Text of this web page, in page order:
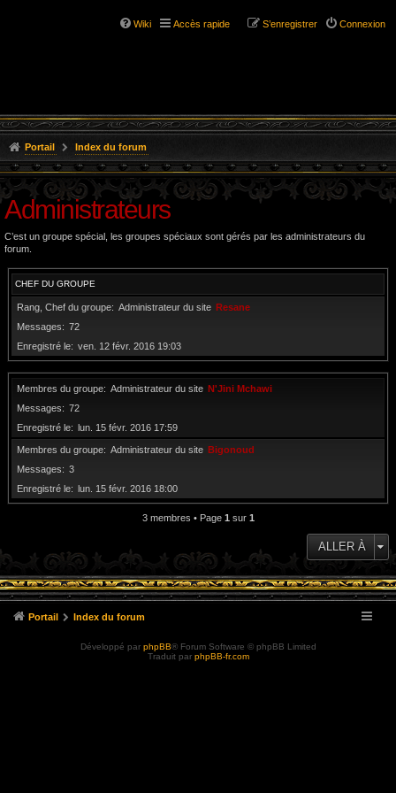
Wiki Accès rapide Connexion
S’enregistrer
Portail Index du forum
Administrateurs
C’est un groupe spécial, les groupes spéciaux sont gérés par les administrateurs du
forum.
CHEF DU GROUPE
Rang, Chef du groupe Administrateur du site Resane
Messages
72
Enregistré le
ven. 12 févr. 2016 19:03
Membres du groupe Administrateur du site N'Jini Mchawi
Messages
72
Enregistré le
lun. 15 févr. 2016 17:59
Membres du groupe Administrateur du site Bigonoud
Messages
3
Enregistré le
lun. 15 févr. 2016 18:00
3 membres • Page 1 sur 1
ALLER À
Portail Index du forum
Développé par phpBB® Forum Software © phpBB Limited
Traduit par phpBB-fr.com